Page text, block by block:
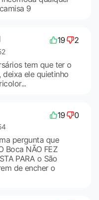
9
19 2
tem que ter o
deixa ele quietinho
19 0
pergunta que
Boca NÃO FEZ
PARA o São
de encher o